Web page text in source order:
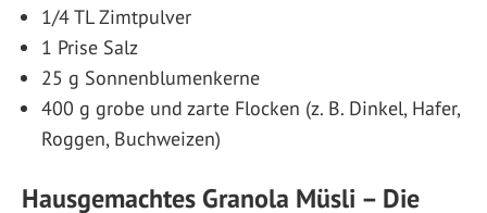
1/4 TL Zimtpulver
1 Prise Salz
25 g Sonnenblumenkerne
400 g grobe und zarte Flocken (z. B. Dinkel, Hafer,
Roggen, Buchweizen)
Hausgemachtes Granola Müsli – Die